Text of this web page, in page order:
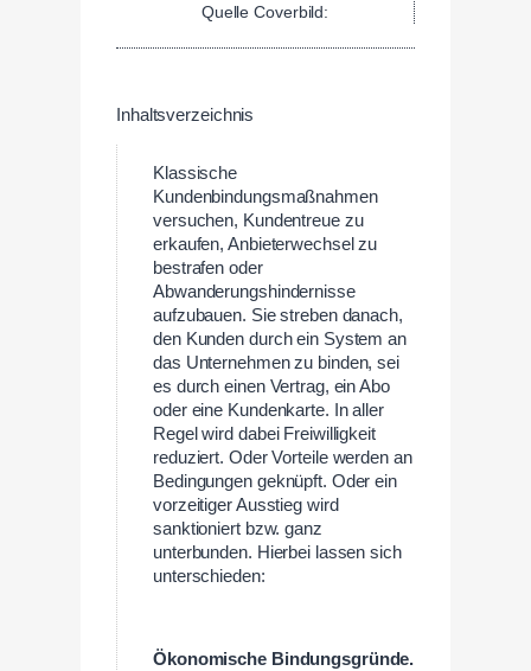
Quelle Coverbild:
Inhaltsverzeichnis
Klassische
Kundenbindungsmaßnahmen
versuchen, Kundentreue zu
erkaufen, Anbieterwechsel zu
bestrafen oder
Abwanderungshindernisse
aufzubauen. Sie streben danach,
den Kunden durch ein System an
das Unternehmen zu binden, sei
es durch einen Vertrag, ein Abo
oder eine Kundenkarte. In aller
Regel wird dabei Freiwilligkeit
reduziert. Oder Vorteile werden an
Bedingungen geknüpft. Oder ein
vorzeitiger Ausstieg wird
sanktioniert bzw. ganz
unterbunden. Hierbei lassen sich
unterschieden:
Ökonomische Bindungsgründe.